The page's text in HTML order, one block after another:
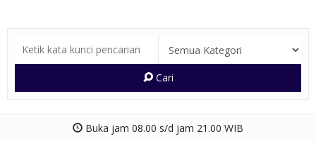
Cari
Buka jam 08.00 s/d jam 21.00 WIB